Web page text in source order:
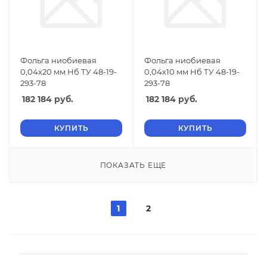
Фольга ниобиевая
0,04х20 мм Нб ТУ 48-19-
293-78
182 184 руб.
КУПИТЬ
Фольга ниобиевая
0,04х10 мм Нб ТУ 48-19-
293-78
182 184 руб.
КУПИТЬ
ПОКАЗАТЬ ЕЩЕ
1 2